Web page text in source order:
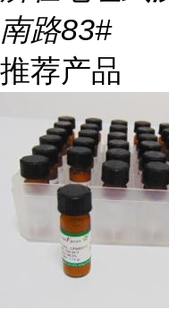
南路83#
推荐产品